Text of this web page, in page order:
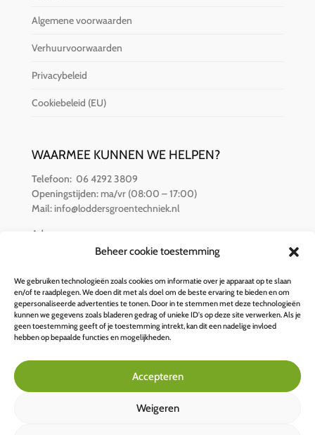
Beheer cookie toestemming
We gebruiken technologieën zoals cookies om informatie over je apparaat op te slaan
en/of te raadplegen. We doen dit met als doel om de beste ervaring te bieden en om
gepersonaliseerde advertenties te tonen. Door in te stemmen met deze technologieën
kunnen we gegevens zoals bladeren gedrag of unieke ID's op deze site verwerken. Als je
geen toestemming geeft of je toestemming intrekt, kan dit een nadelige invloed
hebben op bepaalde functies en mogelijkheden.
Accepteren
Weigeren
Algemene voorwaarden
Verhuurvoorwaarden
Privacybeleid
Cookiebeleid (EU)
WAARMEE KUNNEN WE HELPEN?
Telefoon: 06 4292 3809
Openingstijden:ma/vr (08:00 – 17:00)
Mail: info@loddersgroentechniek.nl
Adres:
Van der Hamlaan 16
BETALINGSOPTIES